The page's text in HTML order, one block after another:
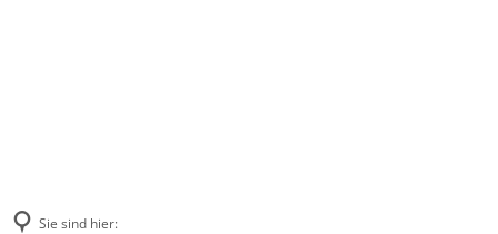
Sie sind hier: